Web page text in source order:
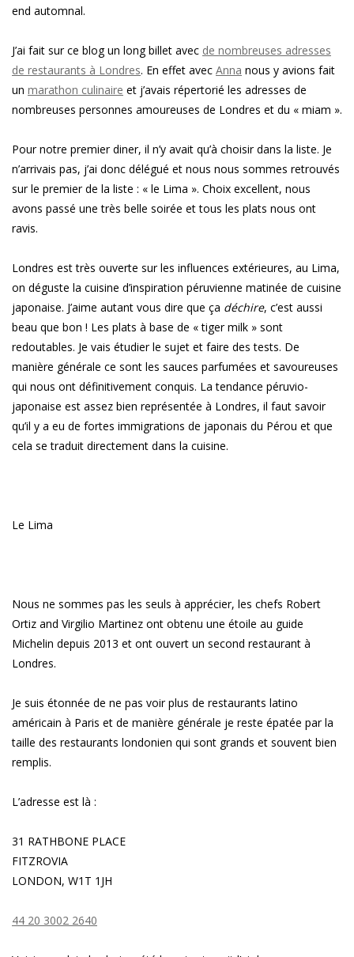
end automnal.
J’ai fait sur ce blog un long billet avec de nombreuses adresses
de restaurants à Londres. En effet avec Anna nous y avions fait
un marathon culinaire et j’avais répertorié les adresses de
nombreuses personnes amoureuses de Londres et du « miam ».
Pour notre premier diner, il n’y avait qu’à choisir dans la liste. Je
n’arrivais pas, j’ai donc délégué et nous nous sommes retrouvés
sur le premier de la liste : « le Lima ». Choix excellent, nous
avons passé une très belle soirée et tous les plats nous ont
ravis.
Londres est très ouverte sur les influences extérieures, au Lima,
on déguste la cuisine d’inspiration péruvienne matinée de cuisine
japonaise. J’aime autant vous dire que ça déchire, c’est aussi
beau que bon ! Les plats à base de « tiger milk » sont
redoutables. Je vais étudier le sujet et faire des tests. De
manière générale ce sont les sauces parfumées et savoureuses
qui nous ont définitivement conquis. La tendance péruvio-
japonaise est assez bien représentée à Londres, il faut savoir
qu’il y a eu de fortes immigrations de japonais du Pérou et que
cela se traduit directement dans la cuisine.
Le Lima
Nous ne sommes pas les seuls à apprécier, les chefs Robert
Ortiz and Virgilio Martinez ont obtenu une étoile au guide
Michelin depuis 2013 et ont ouvert un second restaurant à
Londres.
Je suis étonnée de ne pas voir plus de restaurants latino
américain à Paris et de manière générale je reste épatée par la
taille des restaurants londonien qui sont grands et souvent bien
remplis.
L’adresse est là :
31 RATHBONE PLACE
FITZROVIA
LONDON, W1T 1JH
44 20 3002 2640